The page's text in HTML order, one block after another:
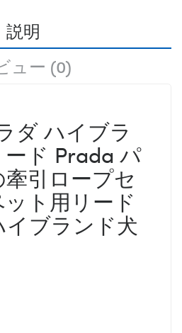
説明
ュー (0)
ダ ハイブラ
ド Prada パ
引ロープセ
ト用リード
ブランド犬